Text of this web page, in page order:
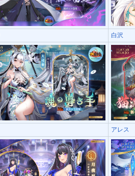
白沢
アレス